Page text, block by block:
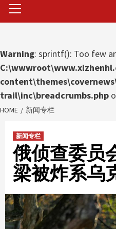
Menu
Warning: sprintf(): Too few
trail\inc\breadcrumbs.php
HOME 新闻专栏
新闻专栏
俄侦查委员
梁被炸系乌